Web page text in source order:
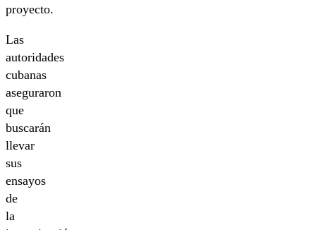
proyecto.
Las
autoridades
cubanas
aseguraron
que
buscarán
llevar
sus
ensayos
de
la